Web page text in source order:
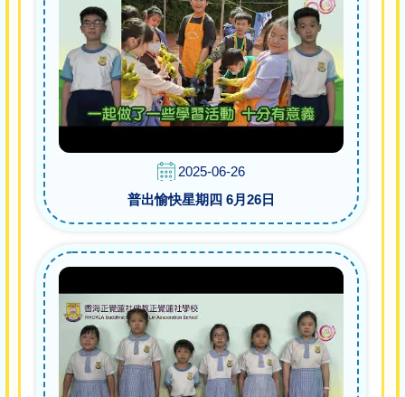
2025-06-26
普出愉快星期四 6月26日